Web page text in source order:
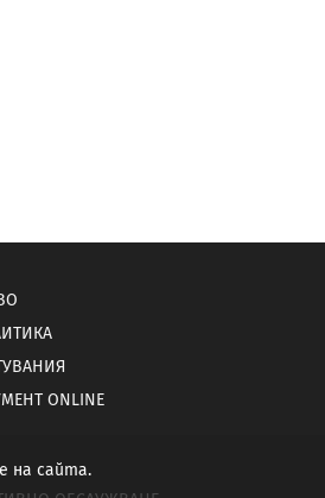
ONLINE
на сайта.